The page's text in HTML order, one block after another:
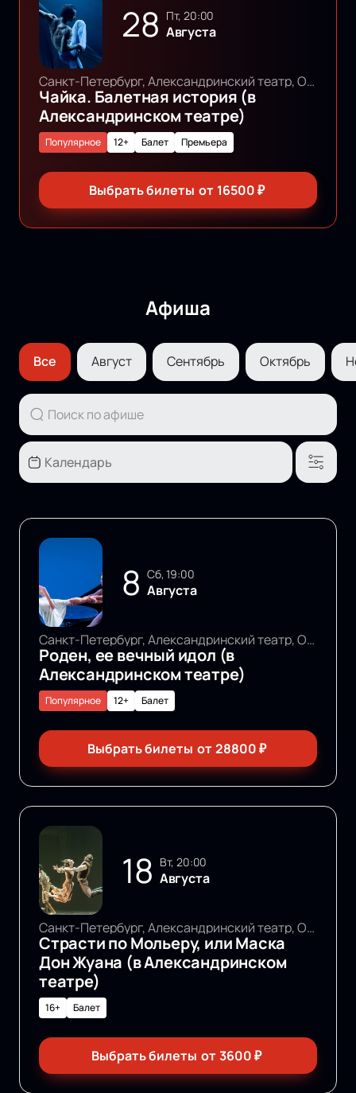
28 пт, 20:00
Августа
Санкт-Петербург, Александринский театр, Основная сцена
Чайка. Балетная история (в
Александринском театре)
12+ Балет
Популярное Премьера
Выбрать билеты от 16500₽
Афиша
Все Август Сентябрь Октябрь
8 сб, 19:00
Августа
Санкт-Петербург, Александринский театр, Основная сцена
Роден, ее вечный идол (в
Александринском театре)
12+ Балет
Популярное
Выбрать билеты от 28800₽
18 вт, 20:00
Августа
Санкт-Петербург, Александринский театр, Основная сцена
Страсти по Мольеру, или Маска
Дон Жуана (в Александринском
театре)
16+ Балет
Выбрать билеты от3600₽